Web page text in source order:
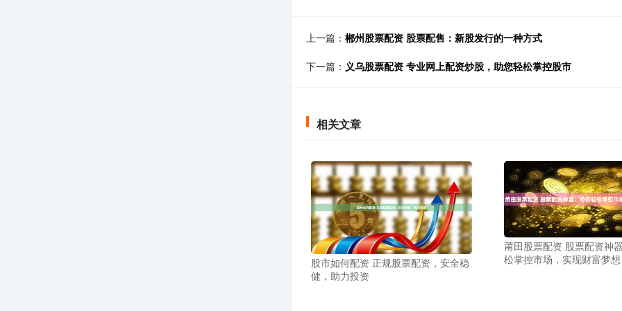
上一篇： 郴州股票配资 股票配售：新股发行的一种方式
下一篇： 义乌股票配资 专业网上配资炒股，助您轻松掌控股市
相关文章
股市如何配资 正规股票配资，安全稳
健，助力投资
莆田股票配资 股票配资神
松掌控市场，实现财富梦想